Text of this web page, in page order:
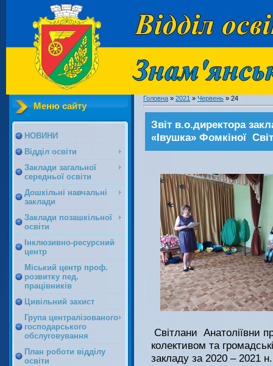
Меню сайту
НОВИНИ
Відділ освіти
Заклади загальної
середньої освіти
Дошкільні навчальні
заклади
Заклади позашкільної
освіти
Інклюзивно-ресурсний
центр
Міський центр проф.
розвитку пед.
працівників
Цивільний захист
Група централізованого
господарського
обслуговування
План роботи відділу
освіти
Головна » 2021 » Червень » 24
Звіт в.о.директора
«Івушка» Фомкіної
Світлани Анатоліївни
колективом та
закладу за 2020 – 2021